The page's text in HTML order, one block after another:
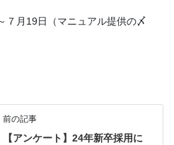
７月19日（マニュアル提供の〆
前の記事
【アンケート】24年新卒採用に